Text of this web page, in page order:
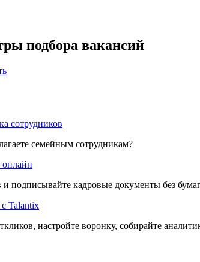
подбора вакансий
сотрудников
семейным сотрудникам?
онлайн
и подписывайте кадровые документы без
с Talantix
настройте воронку, собирайте